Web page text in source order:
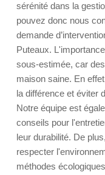
sérénité dans la
pouvez donc nous
demande
Puteaux.
sous-estimée, car
maison saine. En
la différence et éviter
Notre équipe est
conseils pour
leur durabilité. De
respecter
méthodes